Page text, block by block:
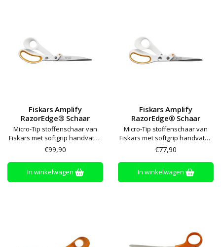
Fiskars Amplify
RazorEdge® Schaar
Micro-Tip stoffenschaar van
Fiskars met softgrip handvaten
en extra scherpe en duurzame
schaarbladen voor
bijvoorbeeld het knippen van
meerdere lagen of zwaardere
stoffen
€99,90
In winkelwagen
Fiskars Amplify
RazorEdge® Schaar
Micro-Tip stoffenschaar van
Fiskars met softgrip handvaten
en extra scherpe en duurzame
schaarbladen voor
bijvoorbeeld het knippen van
meerdere lagen of zwaardere
stoffen
€77,90
In winkelwagen